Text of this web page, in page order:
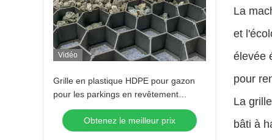
Vidéo
Grille en plastique HDPE pour gazon
pour les parkings en revêtement
herbeux, le contrôle de l'érosion des
pentes, la stabilisation des sols, les
pavés en gravier et l'aménagement
Obtenez le meilleur prix
La
et
élevée
pour
La
bâti à